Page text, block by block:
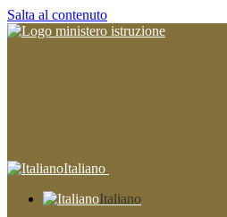
Salta al contenuto
Italiano
Italiano